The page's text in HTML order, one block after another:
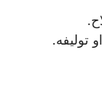
توليفه.